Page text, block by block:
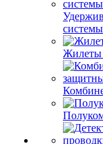
системы
Жилеты